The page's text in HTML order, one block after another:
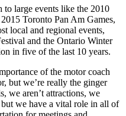
to large events like the 2010
Toronto Pan Am Games,
local and regional events,
and the Ontario Winter
in five of the last 10 years.
of the motor coach
but we’re really the ginger
we aren’t attractions, we
but we have a vital role in all of